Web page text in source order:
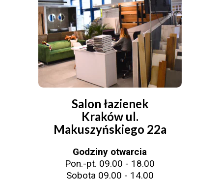
Salon łazienek
Kraków ul.
Makuszyńskiego 22a
Godziny otwarcia
Pon.-pt. 09.00 - 18.00
Sobota 09.00 - 14.00